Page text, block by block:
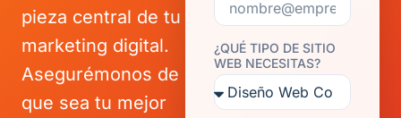
pieza central de tu
marketing digital.
Asegurémonos de
que sea tu mejor
¿QUÉ TIPO DE SITIO
WEB NECESITAS?